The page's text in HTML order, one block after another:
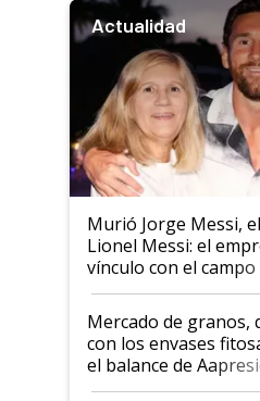
Actualidad
Murió Jorge Messi,
Lionel Messi: el
vínculo con el campo
Mercado de granos,
con los envases
el balance de
Posta